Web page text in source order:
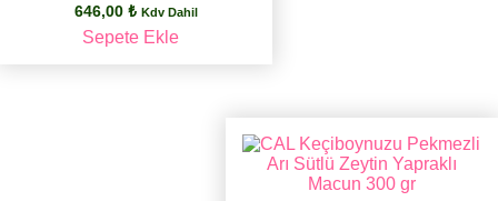
646,00₺ Kdv Dahil
Sepete Ekle